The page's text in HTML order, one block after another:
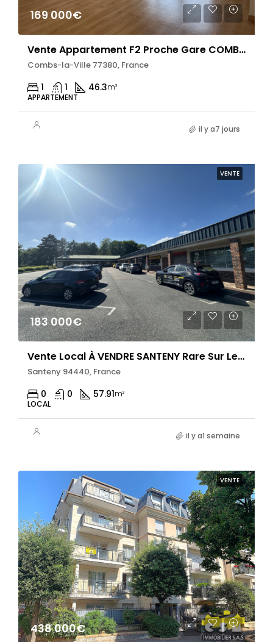
169 000€
Vente Appartement F2 Proche Gare COMBS LA VILLE
Combs-la-Ville 77380, France
1 1 46.3m²
APPARTEMENT
il y a7 jours
VENTE
183 000€
Vente Local À VENDRE SANTENY Rare Sur Le Secteur ! Local Commercial
Santeny 94440, France
0 0 57.91m²
LOCAL
il y a1 semaine
VENTE
438 000€